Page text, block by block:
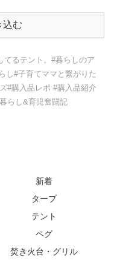
込む
てるテント。#暮らしのア
し#子育てママと繋がりた
#購入品レポ #購入品紹介
らし&育児奮闘記
新着
タープ
テント
ペグ
焚き火台・グリル